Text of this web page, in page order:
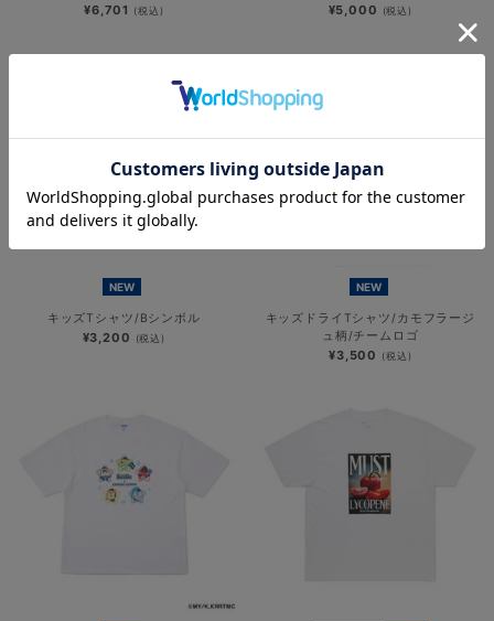
¥6,701 (税込) ¥5,000 (税込)
NEW
キッズTシャツ/Bシンボル
¥3,200 (税込)
NEW
キッズドライTシャツ/カモフラージ
ュ柄/チームロゴ
¥3,500 (税込)